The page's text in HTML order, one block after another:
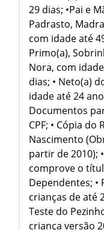
29 dias; •Pai e
Padrasto,
com idade até
Primo(a),
Nora, com
dias; • Neto(a)
idade até 24
Documentos
CPF; • Cópia do
Nascimento
partir de 2010);
comprove o
Dependentes;
crianças de até
Teste do
criança versão